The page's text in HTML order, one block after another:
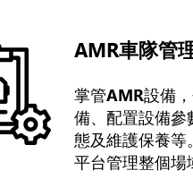
AMR車隊管
掌管AMR設備
備、配置設備參
態及維護保養等
平台管理整個場